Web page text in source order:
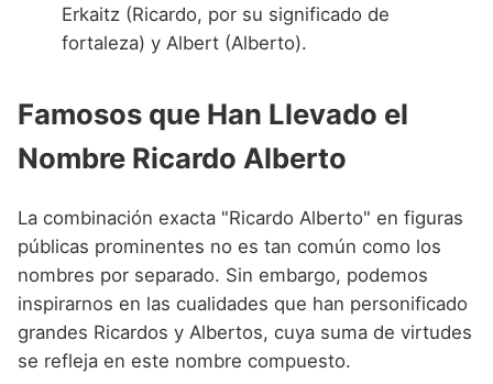
Erkaitz (Ricardo, por su significado de
fortaleza) y Albert (Alberto).
Famosos que Han Llevado el
Nombre Ricardo Alberto
La combinación exacta "Ricardo Alberto" en figuras
públicas prominentes no es tan común como los
nombres por separado. Sin embargo, podemos
inspirarnos en las cualidades que han personificado
grandes Ricardos y Albertos, cuya suma de virtudes
se refleja en este nombre compuesto.